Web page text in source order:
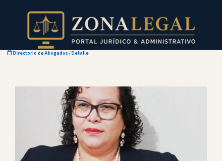
Directorio de Abogados/ Detalle